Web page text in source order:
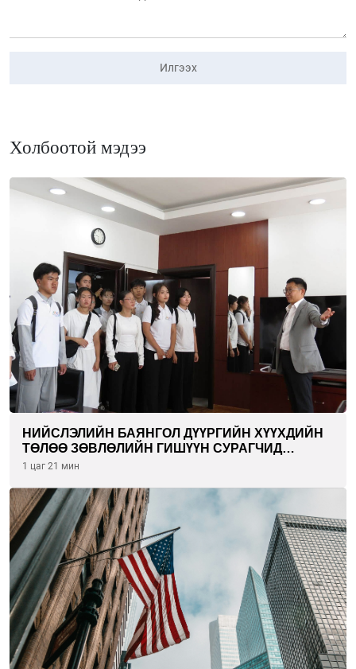
Илгээх
Холбоотой мэдээ
НИЙСЛЭЛИЙН БАЯНГОЛ ДҮҮРГИЙН ХҮҮХДИЙН
ТӨЛӨӨ ЗӨВЛӨЛИЙН ГИШҮҮН СУРАГЧИД
БОЛОВСРОЛЫН ЯАМАНД ЗОЧИЛЛОО
1 цаг 21 мин